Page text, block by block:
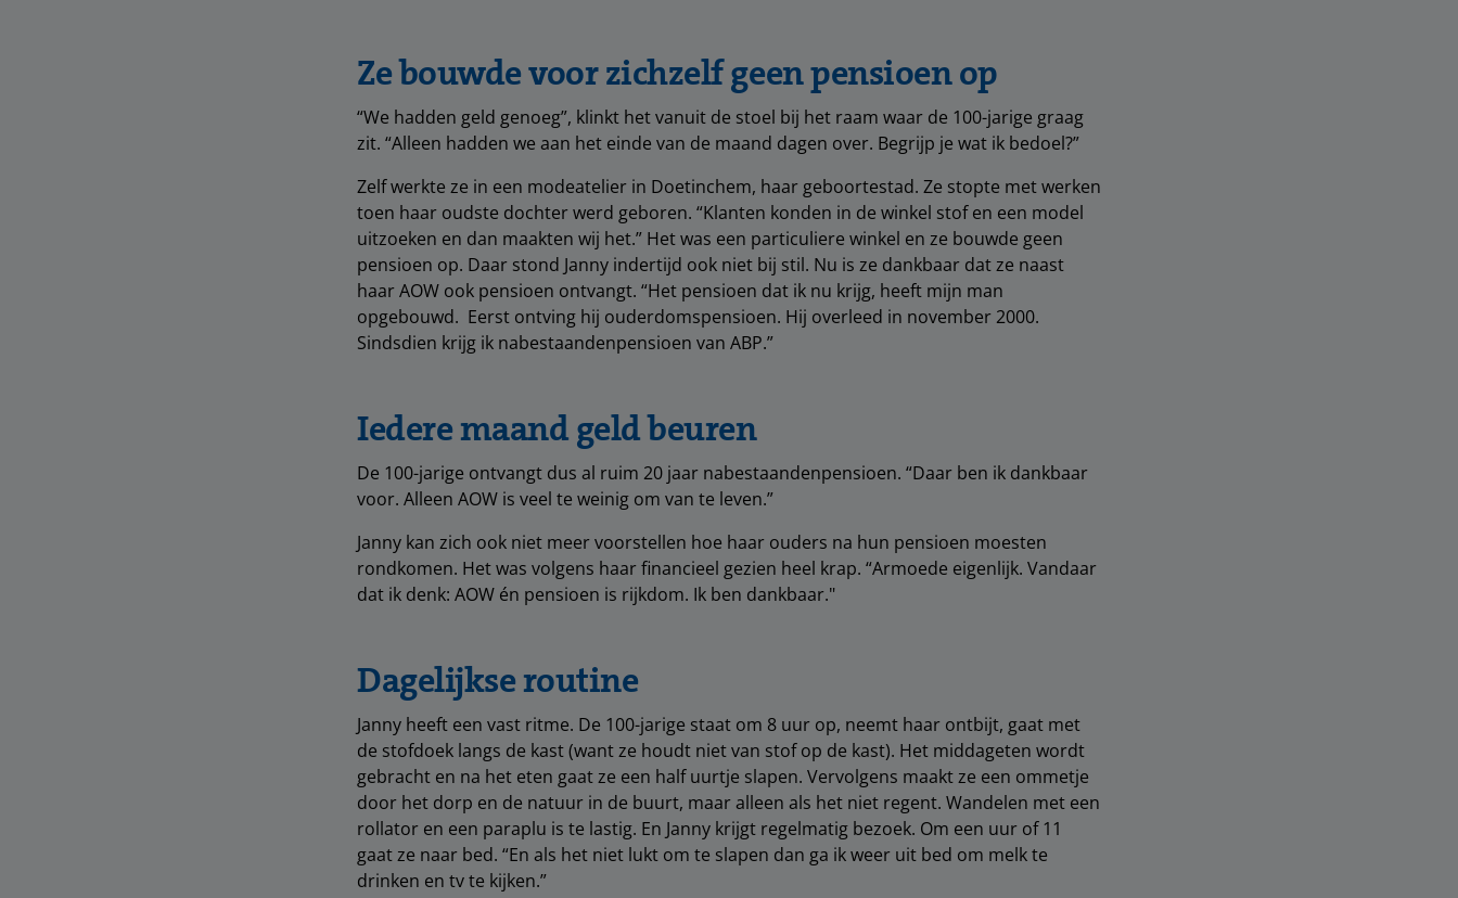
Ze bouwde voor zichzelf geen pensioen op
“We hadden geld genoeg”, klinkt het vanuit de stoel bij het raam waar de 100-jarige graag
zit. “Alleen hadden we aan het einde van de maand dagen over. Begrijp je wat ik bedoel?”
Zelf werkte ze in een modeatelier in Doetinchem, haar geboortestad. Ze stopte met werken
toen haar oudste dochter werd geboren. “Klanten konden in de winkel stof en een model
uitzoeken en dan maakten wij het.” Het was een particuliere winkel en ze bouwde geen
pensioen op. Daar stond Janny indertijd ook niet bij stil. Nu is ze dankbaar dat ze naast
haar AOW ook pensioen ontvangt. “Het pensioen dat ik nu krijg, heeft mijn man
opgebouwd. Eerst ontving hij ouderdomspensioen. Hij overleed in november 2000.
Sindsdien krijg ik nabestaandenpensioen van ABP.”
Iedere maand geld beuren
De 100-jarige ontvangt dus al ruim 20 jaar nabestaandenpensioen. “Daar ben ik dankbaar
voor. Alleen AOW is veel te weinig om van te leven.”
Janny kan zich ook niet meer voorstellen hoe haar ouders na hun pensioen moesten
rondkomen. Het was volgens haar financieel gezien heel krap. “Armoede eigenlijk. Vandaar
dat ik denk: AOW én pensioen is rijkdom. Ik ben dankbaar."
Dagelijkse routine
Janny heeft een vast ritme. De 100-jarige staat om 8 uur op, neemt haar ontbijt, gaat met
de stofdoek langs de kast (want ze houdt niet van stof op de kast). Het middageten wordt
gebracht en na het eten gaat ze een half uurtje slapen. Vervolgens maakt ze een ommetje
door het dorp en de natuur in de buurt, maar alleen als het niet regent. Wandelen met een
rollator en een paraplu is te lastig. En Janny krijgt regelmatig bezoek. Om een uur of 11
gaat ze naar bed. “En als het niet lukt om te slapen dan ga ik weer uit bed om melk te
drinken en tv te kijken.”